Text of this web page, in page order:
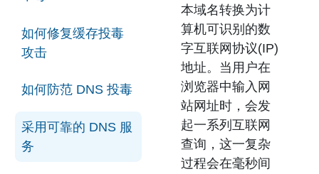
如何修复缓存投毒
攻击
如何防范 DNS 投毒
采用可靠的 DNS 服
务
本域名转换为计
算机可识别的数
字互联网协议(IP)
地址。当用户在
浏览器中输入网
站网址时，会发
起一系列互联网
查询，这一复杂
过程会在毫秒间